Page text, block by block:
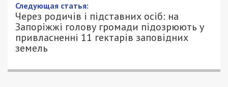
17/05/2026 - 13:22
ПЕТРО ЩУКІН - СПЕЦИАЛЬНО ДЛЯ
49000.COM.UA
422